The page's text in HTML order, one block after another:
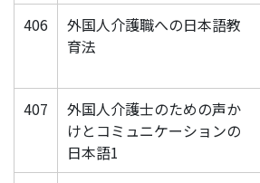
406
外国人介護職への日本語教
育法
407
外国人介護士のための声か
けとコミュニケーションの
日本語1